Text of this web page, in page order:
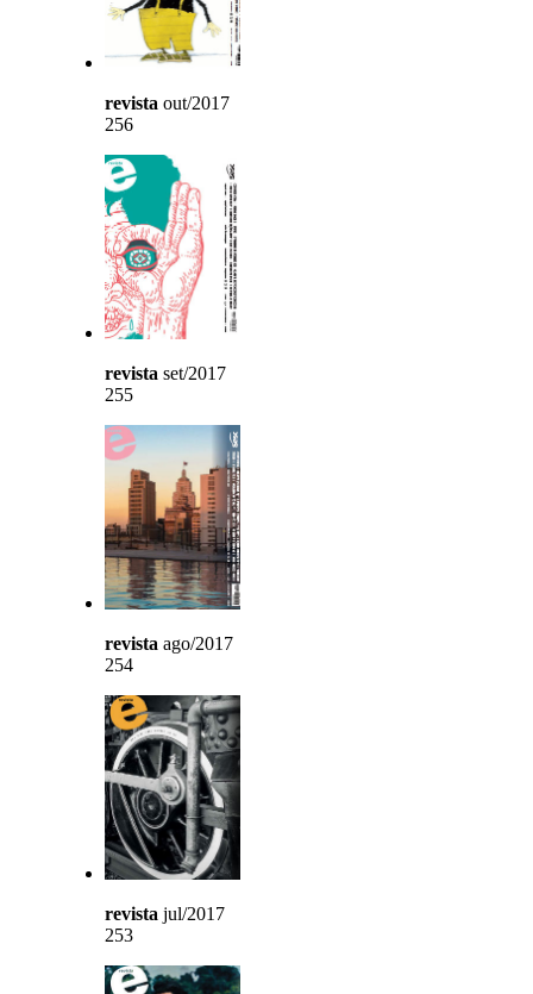
revista out/2017
256
revista set/2017
255
revista ago/2017
254
revista jul/2017
253